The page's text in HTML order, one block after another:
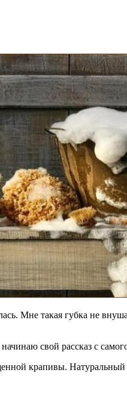
Мне такая губка не
свой рассказ с
крапивы. Натуральный